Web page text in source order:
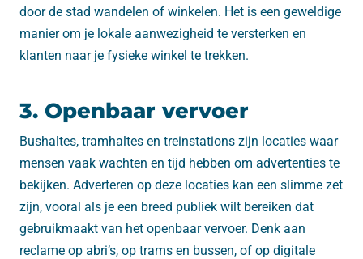
door de stad wandelen of winkelen. Het is een geweldige
manier om je lokale aanwezigheid te versterken en
klanten naar je fysieke winkel te trekken.
3. Openbaar vervoer
Bushaltes, tramhaltes en treinstations zijn locaties waar
mensen vaak wachten en tijd hebben om advertenties te
bekijken. Adverteren op deze locaties kan een slimme zet
zijn, vooral als je een breed publiek wilt bereiken dat
gebruikmaakt van het openbaar vervoer. Denk aan
reclame op abri’s, op trams en bussen, of op digitale